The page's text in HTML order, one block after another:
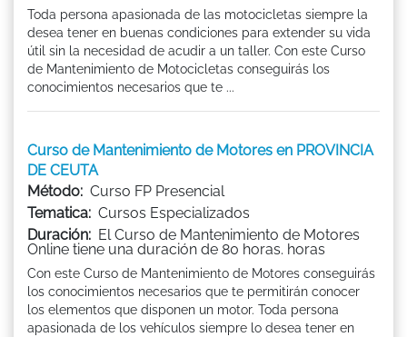
Toda persona apasionada de las motocicletas siempre la
desea tener en buenas condiciones para extender su vida
útil sin la necesidad de acudir a un taller. Con este Curso
de Mantenimiento de Motocicletas conseguirás los
conocimientos necesarios que te ...
Curso de Mantenimiento de Motores en PROVINCIA
DE CEUTA
Método: Curso FP Presencial
Tematica: Cursos Especializados
Duración: El Curso de Mantenimiento de Motores
Online tiene una duración de 80 horas. horas
Con este Curso de Mantenimiento de Motores conseguirás
los conocimientos necesarios que te permitirán conocer
los elementos que disponen un motor. Toda persona
apasionada de los vehículos siempre lo desea tener en